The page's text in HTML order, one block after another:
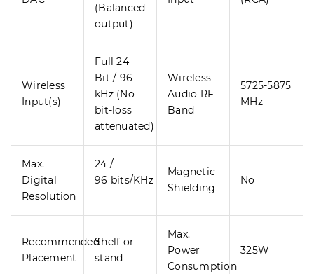
(Balanced
output)
Wireless
Input(s)
Full 24
Bit / 96
kHz (No
bit-loss
attenuated)
Wireless
Audio RF
Band
5725-5875
MHz
Max.
Digital
Resolution
24 /
96 bits/KHz
Magnetic
Shielding
No
Recommended
Placement
Shelf or
stand
Max.
Power
Consumption
325W